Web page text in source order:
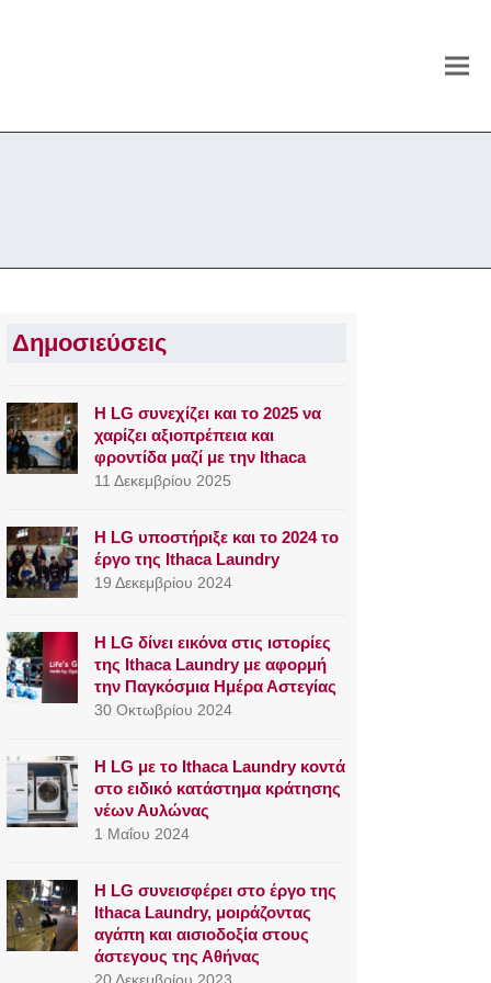
Δημοσιεύσεις
Η LG συνεχίζει και το 2025 να
χαρίζει αξιοπρέπεια και
φροντίδα μαζί με την Ithaca
11 Δεκεμβρίου 2025
Η LG υποστήριξε και το 2024 το
έργο της Ithaca Laundry
19 Δεκεμβρίου 2024
Η LG δίνει εικόνα στις ιστορίες
της Ithaca Laundry με αφορμή
την Παγκόσμια Ημέρα Αστεγίας
30 Οκτωβρίου 2024
Η LG με το Ithaca Laundry κοντά
στο ειδικό κατάστημα κράτησης
νέων Αυλώνας
1 Μαΐου 2024
Η LG συνεισφέρει στο έργο της
Ithaca Laundry, μοιράζοντας
αγάπη και αισιοδοξία στους
άστεγους της Αθήνας